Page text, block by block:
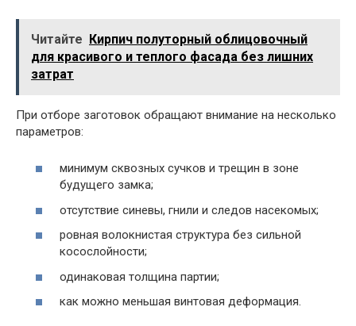
Читайте Кирпич полуторный облицовочный
для красивого и теплого фасада без лишних
затрат
При отборе заготовок обращают внимание на несколько
параметров:
минимум сквозных сучков и трещин в зоне
будущего замка;
отсутствие синевы, гнили и следов насекомых;
ровная волокнистая структура без сильной
косослойности;
одинаковая толщина партии;
как можно меньшая винтовая деформация.